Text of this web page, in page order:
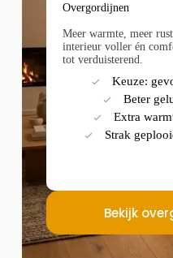
Overgordijnen
Meer warmte, meer
interieur voller én
tot verduisterend.
Keuze:
Beter
Extra
Strak
Bekijk